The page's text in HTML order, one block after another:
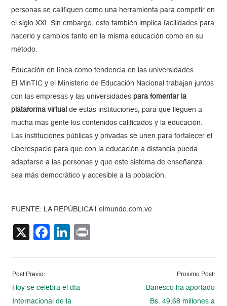
personas se califiquen como una herramienta para competir en
el siglo XXI. Sin embargo, esto también implica facilidades para
hacerlo y cambios tanto en la misma educación como en su
método.
Educación en línea como tendencia en las universidades
El MinTIC y el Ministerio de Educación Nacional trabajan juntos
con las empresas y las universidadespara fomentar la
plataforma virtualde estas instituciones, para que lleguen a
mucha más gente los contenidos calificados y la educación.
Las instituciones públicas y privadas se unen para fortalecer el
ciberespacio para que con la educación a distancia pueda
adaptarse a las personas y que este sistema de enseñanza
sea más democrático y accesible a la población.
FUENTE: LA REPÚBLICA | elmundo.com.ve
X Facebook
LinkedIn
Post Previo:
Hoy se celebra el día
Internacional de la
Proximo Post:
Banesco ha aportado
Bs. 49,68 millones a